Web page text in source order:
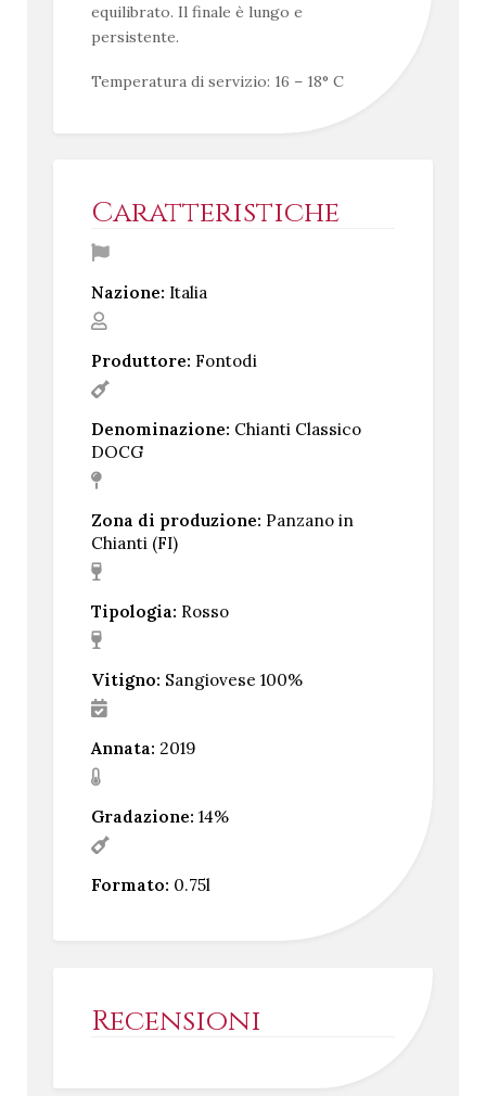
equilibrato. Il finale è lungo e
persistente.
Temperatura di servizio: 16 – 18° C
Caratteristiche
Nazione: Italia
Produttore: Fontodi
Denominazione: Chianti Classico
DOCG
Zona di produzione: Panzano in
Chianti (FI)
Tipologia: Rosso
Vitigno: Sangiovese 100%
Annata: 2019
Gradazione: 14%
Formato: 0.75l
Recensioni